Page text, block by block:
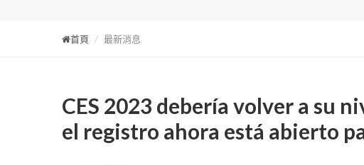
首頁 最新消息
CES 2023 debería volver a su
el registro ahora está abierto